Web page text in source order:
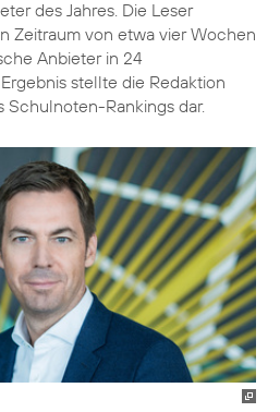
des Jahres. Die Leser
Zeitraum von etwa vier Wochen
Anbieter in 24
stellte die Redaktion
Schulnoten-Rankings dar.